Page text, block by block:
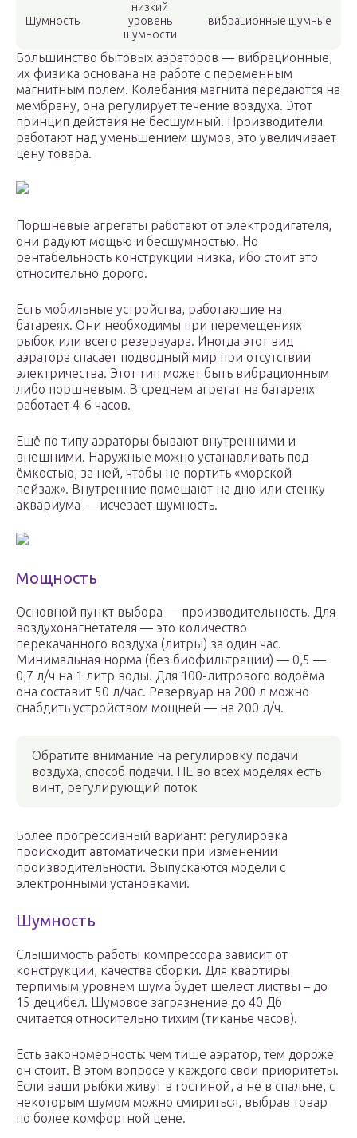
Шумность
низкий
уровень
шумности
вибрационные шумные
Большинство бытовых аэраторов — вибрационные,
их физика основана на работе с переменным
магнитным полем. Колебания магнита передаются на
мембрану, она регулирует течение воздуха. Этот
принцип действия не бесшумный. Производители
работают над уменьшением шумов, это увеличивает
цену товара.
Поршневые агрегаты работают от электродигателя,
они радуют мощью и бесшумностью. Но
рентабельность конструкции низка, ибо стоит это
относительно дорого.
Есть мобильные устройства, работающие на
батареях. Они необходимы при перемещениях
рыбок или всего резервуара. Иногда этот вид
аэратора спасает подводный мир при отсутствии
электричества. Этот тип может быть вибрационным
либо поршневым. В среднем агрегат на батареях
работает 4-6 часов.
Ещё по типу аэраторы бывают внутренними и
внешними. Наружные можно устанавливать под
ёмкостью, за ней, чтобы не портить «морской
пейзаж». Внутренние помещают на дно или стенку
аквариума — исчезает шумность.
Мощность
Основной пункт выбора — производительность. Для
воздухонагнетателя — это количество
перекачанного воздуха (литры) за один час.
Минимальная норма (без биофильтрации) — 0,5 —
0,7 л/ч на 1 литр воды. Для 100-литрового водоёма
она составит 50 л/час. Резервуар на 200 л можно
снабдить устройством мощней — на 200 л/ч.
Обратите внимание на регулировку подачи
воздуха, способ подачи. НЕ во всех моделях есть
винт, регулирующий поток
Более прогрессивный вариант: регулировка
происходит автоматически при изменении
производительности. Выпускаются модели с
электронными установками.
Шумность
Слышимость работы компрессора зависит от
конструкции, качества сборки. Для квартиры
терпимым уровнем шума будет шелест листвы – до
15 децибел. Шумовое загрязнение до 40 Дб
считается относительно тихим (тиканье часов).
Есть закономерность: чем тише аэратор, тем дороже
он стоит. В этом вопросе у каждого свои приоритеты.
Если ваши рыбки живут в гостиной, а не в спальне, с
некоторым шумом можно смириться, выбрав товар
по более комфортной цене.